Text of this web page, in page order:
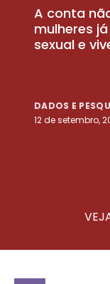
A conta
mulheres
sexual e
DADOS E
12 de setembro,